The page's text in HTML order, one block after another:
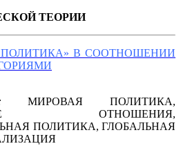
ТЕОРИИ
В СООТНОШЕНИИ
МИРОВАЯ ПОЛИТИКА,
ОТНОШЕНИЯ,
ПОЛИТИКА, ГЛОБАЛЬНАЯ